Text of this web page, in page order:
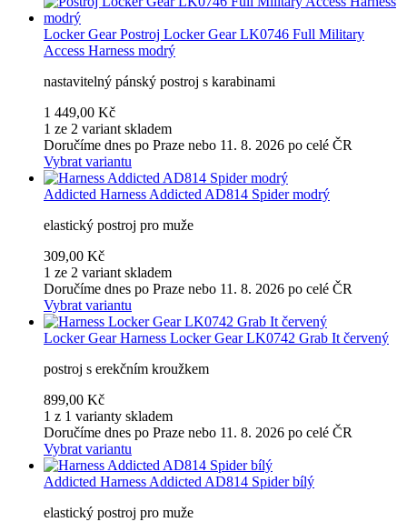
Locker Gear Postroj Locker Gear LK0746 Full Military
Access Harness modrý
nastavitelný pánský postroj s karabinami
1 449,00 Kč
1 ze 2 variant skladem
Doručíme dnes po Praze nebo 11. 8. 2026 po celé ČR
Vybrat variantu
Addicted Harness Addicted AD814 Spider modrý
elastický postroj pro muže
309,00 Kč
1 ze 2 variant skladem
Doručíme dnes po Praze nebo 11. 8. 2026 po celé ČR
Vybrat variantu
Locker Gear Harness Locker Gear LK0742 Grab It červený
postroj s erekčním kroužkem
899,00 Kč
1 z 1 varianty skladem
Doručíme dnes po Praze nebo 11. 8. 2026 po celé ČR
Vybrat variantu
Addicted Harness Addicted AD814 Spider bílý
elastický postroj pro muže